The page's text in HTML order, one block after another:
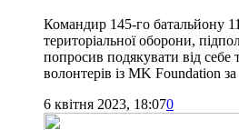
Командир 145-го батальйону
територіальної оборони,
попросив подякувати від себе
волонтерів із MK Foundation
6 квітня 2023, 18:070